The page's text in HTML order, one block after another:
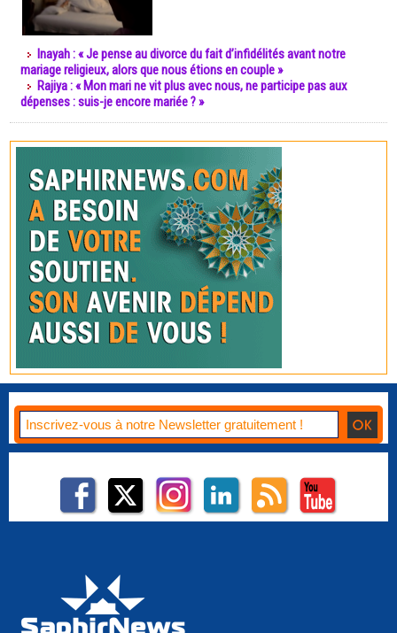
Inayah : « Je pense au divorce du fait d’infidélités avant notre
mariage religieux, alors que nous étions en couple »
Rajiya : « Mon mari ne vit plus avec nous, ne participe pas aux
dépenses : suis-je encore mariée ? »